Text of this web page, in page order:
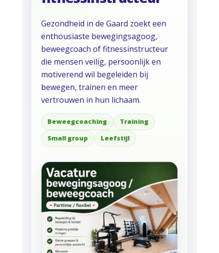
Gezondheid in de Gaard zoekt een
enthousiaste bewegingsagoog,
beweegcoach of fitnessinstructeur
die mensen veilig, persoonlijk en
motiverend wil begeleiden bij
bewegen, trainen en meer
vertrouwen in hun lichaam.
Beweegcoaching
Training
Small group
Leefstijl